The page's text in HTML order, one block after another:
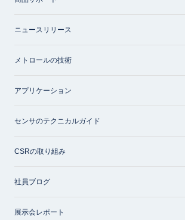
ニュースリリース
メトロールの技術
アプリケーション
センサのテクニカルガイド
CSRの取り組み
社員ブログ
展示会レポート